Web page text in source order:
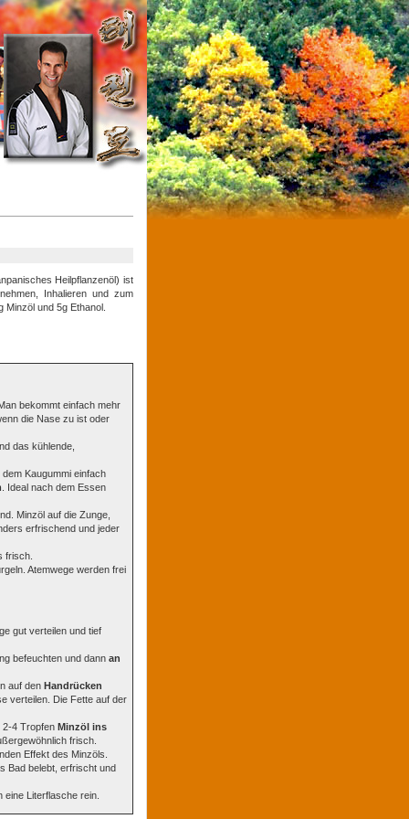
Heilpflanzenöl) ist
Inhalieren und zum
und 5g Ethanol.
bekommt einfach mehr
die Nase zu ist oder
das kühlende,
dem Kaugummi einfach
. Ideal nach dem Essen
Minzöl auf die Zunge,
erfrischend und jeder
frisch.
Atemwege werden frei
gut verteilen und tief
befeuchten und dann an
auf den Handrücken
verteilen. Die Fette auf der
2-4 Tropfen Minzöl ins
frisch.
Effekt des Minzöls.
Bad belebt, erfrischt und
eine Literflasche rein.